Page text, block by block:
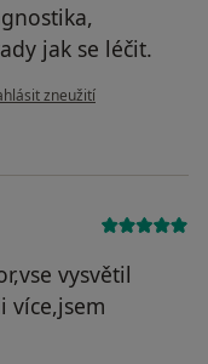
jak se léčit.
názoru uživatele Libuše
zneužití
vysvětil
více,jsem